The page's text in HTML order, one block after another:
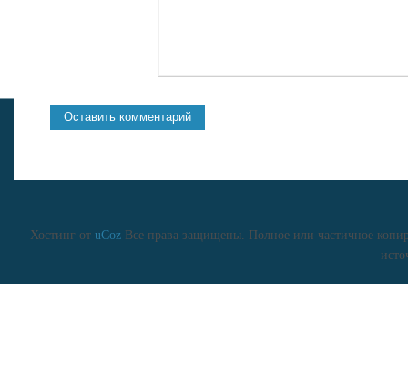
Хостинг от uCozВсе права защищены. Полное или частичное